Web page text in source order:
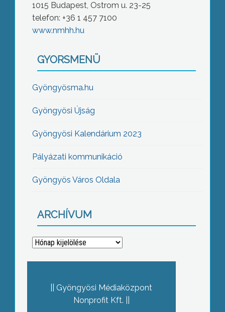
1015 Budapest, Ostrom u. 23-25
telefon: +36 1 457 7100
www.nmhh.hu
GYORSMENÜ
Gyöngyösma.hu
Gyöngyösi Újság
Gyöngyösi Kalendárium 2023
Pályázati kommunikáció
Gyöngyös Város Oldala
ARCHÍVUM
Archívum
Gyöngyösi Médiaközpont
Nonprofit Kft.